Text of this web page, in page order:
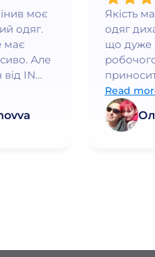
моє
одяг.
має
Але
IN
а
Я
Якість
одяг
що дуже
Read